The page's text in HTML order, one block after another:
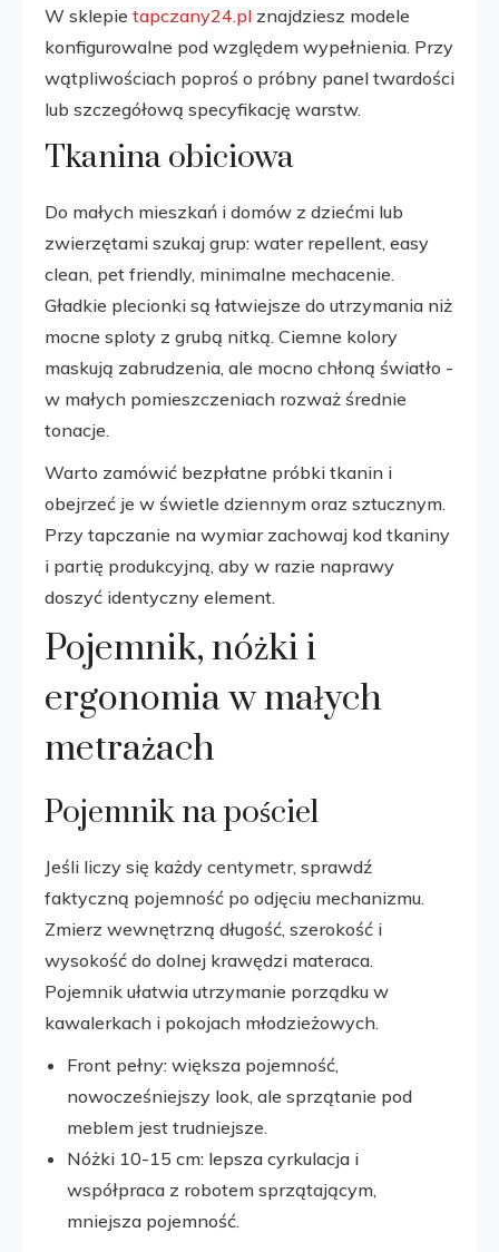
W sklepie tapczany24.pl znajdziesz modele
konfigurowalne pod względem wypełnienia. Przy
wątpliwościach poproś o próbny panel twardości
lub szczegółową specyfikację warstw.
Tkanina obiciowa
Do małych mieszkań i domów z dziećmi lub
zwierzętami szukaj grup: water repellent, easy
clean, pet friendly, minimalne mechacenie.
Gładkie plecionki są łatwiejsze do utrzymania niż
mocne sploty z grubą nitką. Ciemne kolory
maskują zabrudzenia, ale mocno chłoną światło -
w małych pomieszczeniach rozważ średnie
tonacje.
Warto zamówić bezpłatne próbki tkanin i
obejrzeć je w świetle dziennym oraz sztucznym.
Przy tapczanie na wymiar zachowaj kod tkaniny
i partię produkcyjną, aby w razie naprawy
doszyć identyczny element.
Pojemnik, nóżki i
ergonomia w małych
metrażach
Pojemnik na pościel
Jeśli liczy się każdy centymetr, sprawdź
faktyczną pojemność po odjęciu mechanizmu.
Zmierz wewnętrzną długość, szerokość i
wysokość do dolnej krawędzi materaca.
Pojemnik ułatwia utrzymanie porządku w
kawalerkach i pokojach młodzieżowych.
Front pełny: większa pojemność,
nowocześniejszy look, ale sprzątanie pod
meblem jest trudniejsze.
Nóżki 10-15 cm: lepsza cyrkulacja i
współpraca z robotem sprzątającym,
mniejsza pojemność.